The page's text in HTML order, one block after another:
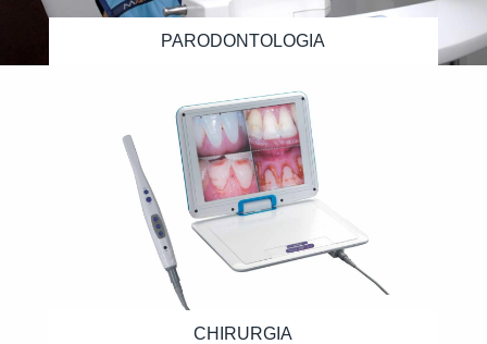
PARODONTOLOGIA
CHIRURGIA